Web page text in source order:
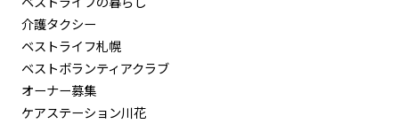
介護タクシー
ベストライフ札幌
ベストボランティアクラブ
オーナー募集
ケアステーション川花